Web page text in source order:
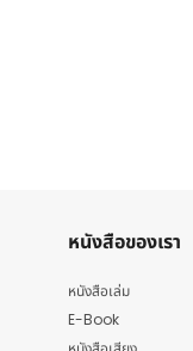
หนังสือของเรา
หนังสือเล่ม
E-Book